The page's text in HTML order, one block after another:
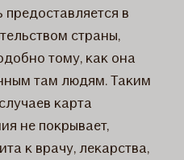
в
страны,
тому, как она
там людям. Таким
карта
не покрывает,
к врачу, лекарства,